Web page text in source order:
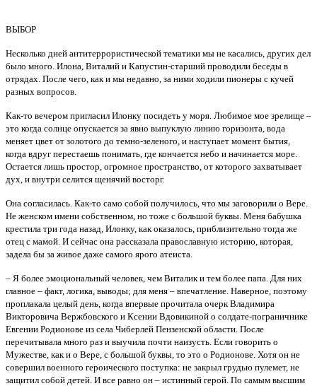
ВЫБОР
Несколько дней антитеррористической тематики мы не касались, других дел
было много. Илона, Виталий и Капустин-старший проводили беседы в
отрядах. После чего, как и мы недавно, за ними ходили пионеры с кучей
разных вопросов.
Как-то вечером пригласил Илонку посидеть у моря. Любимое мое зрелище –
это когда солнце опускается за явно выпуклую линию горизонта, вода
меняет цвет от золотого до темно-зеленого, и наступает момент бытия,
когда вдруг перестаешь понимать, где кончается небо и начинается море.
Остается лишь простор, огромное пространство, от которого захватывает
дух, и внутри селится щенячий восторг.
Она согласилась. Как-то само собой получилось, что мы заговорили о Вере.
Не женском имени собственном, но тоже с большой буквы. Меня бабушка
крестила три года назад, Илонку, как оказалось, приблизительно тогда же
отец с мамой. И сейчас она рассказала православную историю, которая,
задела бы за живое даже самого ярого атеиста.
– Я более эмоциональный человек, чем Виталик и тем более папа. Для них
главное – факт, логика, выводы; для меня – впечатление. Наверное, поэтому
проплакала целый день, когда впервые прочитала очерк Владимира
Викторовича Вержбовского и Ксении Вдовикиной о солдате-пограничнике
Евгении Родионове из села Чиберлей Пензенской области. После
перечитывала много раз и выучила почти наизусть. Если говорить о
Мужестве, как и о Вере, с большой буквы, то это о Родионове. Хотя он не
совершил военного героического поступка: не закрыл грудью пулемет, не
защитил собой детей. И все равно он – истинный герой. По самым высшим